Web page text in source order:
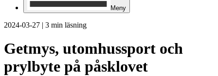
Meny
2024-03-27 | 3 min läsning
Getmys, utomhussport och
prylbyte på påsklovet